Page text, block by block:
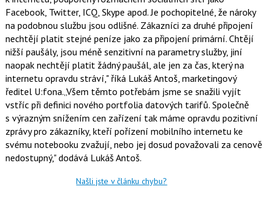
Facebook, Twitter, ICQ, Skype apod. Je pochopitelné, že nároky
na podobnou službu jsou odlišné. Zákazníci za druhé připojení
nechtějí platit stejné peníze jako za připojení primární. Chtějí
nižší paušály, jsou méně senzitivní na parametry služby, jiní
naopak nechtějí platit žádný paušál, ale jen za čas, který na
internetu opravdu stráví," říká Lukáš Antoš, marketingový
ředitel U:fona.„Všem těmto potřebám jsme se snažili vyjít
vstříc při definici nového portfolia datových tarifů. Společně
s výrazným snížením cen zařízení tak máme opravdu pozitivní
zprávy pro zákazníky, kteří pořízení mobilního internetu ke
svému notebooku zvažují, nebo jej dosud považovali za cenově
nedostupný," dodává Lukáš Antoš.
Našli jste v článku chybu?